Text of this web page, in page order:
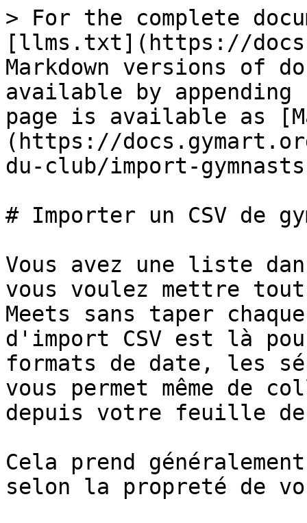
> For the complete
[llms.txt](https://
Markdown versions of
available by
page is available as
(https://
du-club/import-
# Importer un CSV de
Vous avez une liste
vous voulez mettre tout
Meets sans taper
d'import CSV est là
formats de date, les
vous permet même de
depuis votre feuille
Cela prend
selon la propreté de